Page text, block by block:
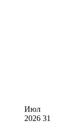
Июл
2026 31